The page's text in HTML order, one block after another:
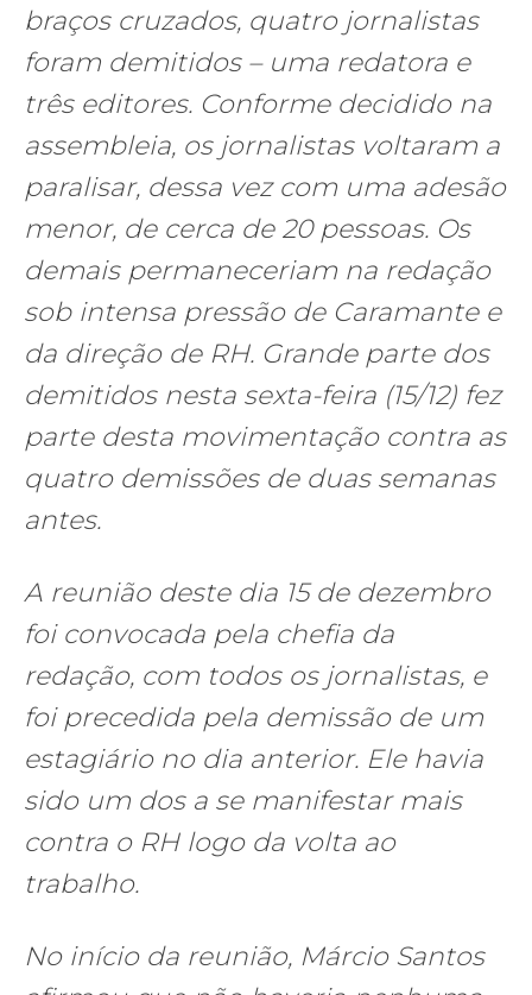
braços cruzados, quatro jornalistas
foram demitidos – uma redatora e
três editores. Conforme decidido na
assembleia, os jornalistas voltaram a
paralisar, dessa vez com uma adesão
menor, de cerca de 20 pessoas. Os
demais permaneceriam na redação
sob intensa pressão de Caramante e
da direção de RH. Grande parte dos
demitidos nesta sexta-feira (15/12) fez
parte desta movimentação contra as
quatro demissões de duas semanas
antes.
A reunião deste dia 15 de dezembro
foi convocada pela chefia da
redação, com todos os jornalistas, e
foi precedida pela demissão de um
estagiário no dia anterior. Ele havia
sido um dos a se manifestar mais
contra o RH logo da volta ao
trabalho.
No início da reunião, Márcio Santos